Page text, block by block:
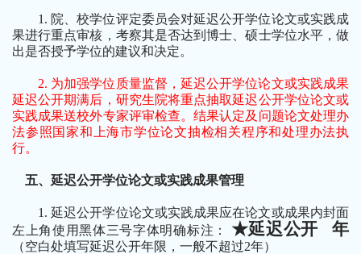
1. 院、校学位评定委员会对延迟公开学位论文或实践成
果进行重点审核，考察其是否达到博士、硕士学位水平，做
出是否授予学位的建议和决定。
2. 为加强学位质量监督，延迟公开学位论文或实践成果
延迟公开期满后，研究生院将重点抽取延迟公开学位论文或
实践成果送校外专家评审检查。结果认定及问题论文处理办
法参照国家和上海市学位论文抽检相关程序和处理办法执
行。
五、延迟公开学位论文或实践成果管理
1.延迟公开学位论文或实践成果应在论文或成果内封面
左上角使用黑体三号字体明确标注： ★延迟公开 年
（空白处填写延迟公开年限，一般不超过2年）